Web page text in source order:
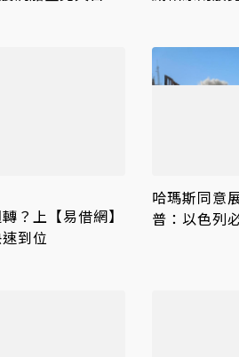
？上【易借網】
到位
哈瑪斯同意
普：以色列